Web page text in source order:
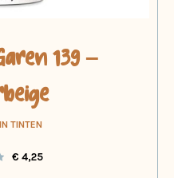
139 –
TINTEN
€ 4,25